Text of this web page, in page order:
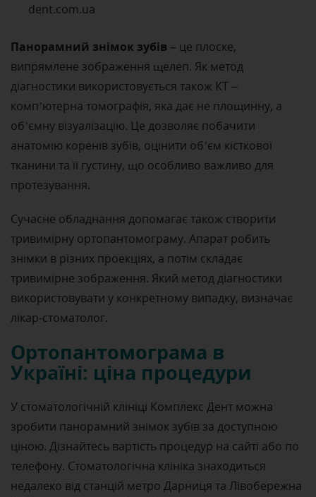
Панорамний знімок зубів – це плоске,
випрямлене зображення щелеп. Як метод
діагностики використовується також КТ –
комп’ютерна томографія, яка дає не площинну, а
об’ємну візуалізацію. Це дозволяє побачити
анатомію коренів зубів, оцінити об’єм кісткової
тканини та її густину, що особливо важливо для
протезування.
Сучасне обладнання допомагає також створити
тривимірну ортопантомограму. Апарат робить
знімки в різних проекціях, а потім складає
тривимірне зображення. Який метод діагностики
використовувати у конкретному випадку, визначає
лікар-стоматолог.
Ортопантомограма в
Україні: ціна процедури
У стоматологічній клініці Комплекс Дент можна
зробити панорамний знімок зубів за доступною
ціною. Дізнайтесь вартість процедур на сайті або по
телефону. Стоматологічна клініка знаходиться
недалеко від станцій метро Дарниця та Лівобережна